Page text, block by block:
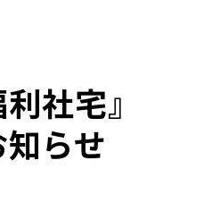
社宅』
らせ